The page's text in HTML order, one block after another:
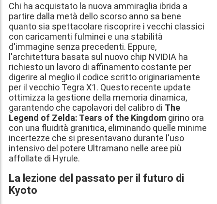
Chi ha acquistato la nuova ammiraglia ibrida a
partire dalla metà dello scorso anno sa bene
quanto sia spettacolare riscoprire i vecchi classici
con caricamenti fulminei e una stabilità
d'immagine senza precedenti. Eppure,
l'architettura basata sul nuovo chip NVIDIA ha
richiesto un lavoro di affinamento costante per
digerire al meglio il codice scritto originariamente
per il vecchio Tegra X1. Questo recente update
ottimizza la gestione della memoria dinamica,
garantendo che capolavori del calibro di The
Legend of Zelda: Tears of the Kingdom girino ora
con una fluidità granitica, eliminando quelle minime
incertezze che si presentavano durante l'uso
intensivo del potere Ultramano nelle aree più
affollate di Hyrule.
La lezione del passato per il futuro di
Kyoto